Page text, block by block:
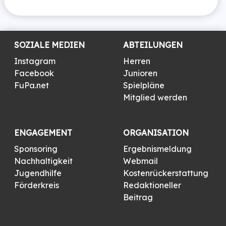
SOZIALE MEDIEN
Instagram
Facebook
FuPa.net
ABTEILUNGEN
Herren
Junioren
Spielpläne
Mitglied werden
ENGAGEMENT
Sponsoring
Nachhaltigkeit
Jugendhilfe
Förderkreis
ORGANISATION
Ergebnismeldung
Webmail
Kostenrückerstattung
Redaktioneller
Beitrag